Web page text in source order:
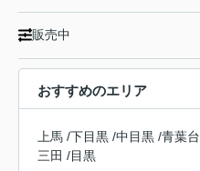
販売中
おすすめのエリア
上馬 /下目黒 /中目黒 /青葉台
三田 /目黒